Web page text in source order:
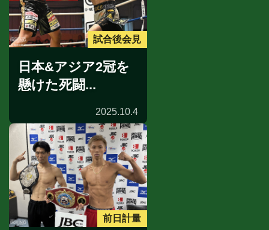
試合後会見
日本&アジア2冠を
懸けた死闘...
2025.10.4
前日計量